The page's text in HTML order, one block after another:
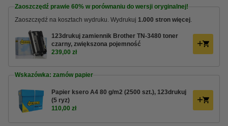
Zaoszczędź prawie 60% w porównaniu do wersji oryginalnej!
Zaoszczędź na kosztach wydruku. Wydrukuj 1.000 stron więcej.
123drukuj zamiennik Brother TN-3480 toner
czarny, zwiększona pojemność
239,00 zł
Wskazówka: zamów papier
Papier ksero A4 80 g/m2 (2500 szt.), 123drukuj
(5 ryz)
110,00 zł